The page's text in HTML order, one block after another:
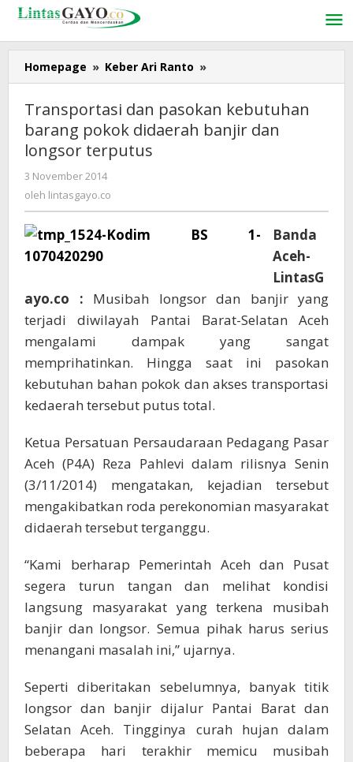
Lewati
konten
Homepage » Keber Ari Ranto »
dan
pasokan
kebutuhan
barang
longsor
terputus
Transportasi dan pasokan kebutuhan
barang pokok didaerah banjir dan
longsor terputus
3 November 2014
oleh lintasgayo.co
Banda
Aceh-
LintasG
ayo.co : Musibah longsor dan banjir yang
terjadi diwilayah Pantai Barat-Selatan Aceh
mengalami dampak yang sangat
memprihatinkan. Hingga saat ini pasokan
kebutuhan bahan pokok dan akses transportasi
kedaerah tersebut putus total.
Ketua Persatuan Persaudaraan Pedagang Pasar
Aceh (P4A) Reza Pahlevi dalam rilisnya Senin
(3/11/2014) mengatakan, kejadian tersebut
mengakibatkan roda perekonomian masyarakat
didaerah tersebut terganggu.
“Kami berharap Pemerintah Aceh dan Pusat
segera turun tangan dan melihat kondisi
langsung masyarakat yang terkena musibah
banjir dan longsor. Semua pihak harus serius
menangani masalah ini,” ujarnya.
Seperti diberitakan sebelumnya, banyak titik
longsor dan banjir dijalur Pantai Barat dan
Selatan Aceh. Tingginya curah hujan dalam
beberapa hari terakhir memicu musibah